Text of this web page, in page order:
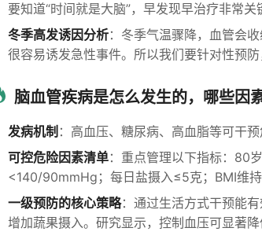
要知道“时间就是大脑”，早发现早治疗非常关
冬季高发诱因分析：冬季气温骤降，血管会
很容易诱发急性事件。所以我们要针对性预
脑血管疾病是怎么发生的，哪些因
发病机制 ：高血压、糖尿病、高血脂等可干
可控危险因素清单：重点管理以下指标：80
<140/90mmHg；每日盐摄入≤5克；BMI维
一级预防的核心策略：通过生活方式干预能
增加蔬果摄入。研究显示，控制血压可显著降